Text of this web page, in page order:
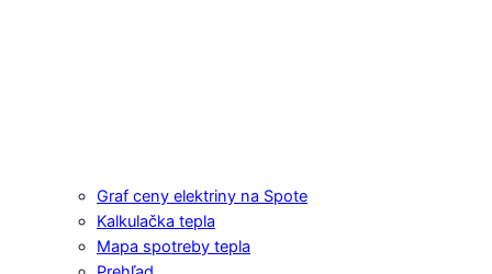
Graf ceny elektriny na Spote
Kalkulačka tepla
Mapa spotreby tepla